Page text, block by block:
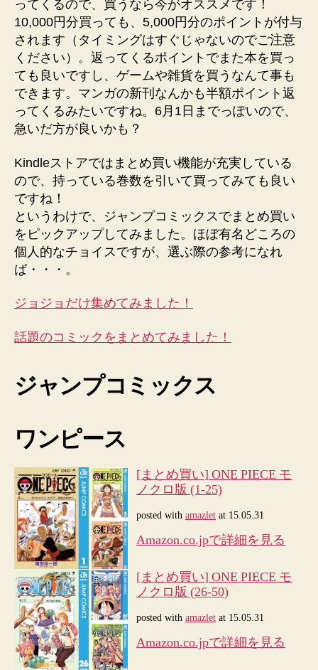
バ
ッ
ク
セ
ル！
ジ
ャ
ン
コ
ミ
ク
ス
ま
と
い
ま
て
[Kindle]
[半
セ
ー
ル]
へ
の
ってくるので、買うなら今がオススメです！
10,000円分買っても、5,000円分のポイントが付与
されます（タイミングはすぐじゃないのでご注意
ください）。返ってくるポイントでまた本を買っ
ても良いですし、ゲームや雑貨を買うなんて事も
できます。マンガの新刊なんかも半額ポイント返
ってくるみたいですね。6月1日までっぽいので、
急いだ方が良いかも？
Kindleストアではまとめ買い機能が充実している
ので、持っている巻数を引いて買ってみても良い
ですね！
というわけで、ジャンプコミックスでまとめ買い
をピックアップしてみました。ほぼ有名どころの
個人的なチョイスですが、選ぶ際の参考になれ
ば・・・。
ジョジョだけ集めてみました！
話題のコミックをまとめてみました！
ジャンプコミックス
ワンピース
[まとめ買い] ONE PIECE モ
ノクロ版 (1-25)
posted with amazlet at 15.05.31
Amazon.co.jpで詳細を見る
[まとめ買い] ONE PIECE モ
ノクロ版 (26-50)
posted with amazlet at 15.05.31
Amazon.co.jpで詳細を見る